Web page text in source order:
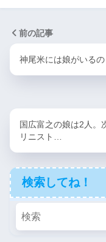
前の記事
神尾米には娘がいる
国広富之の娘は2人。
リニスト…
検索してね！